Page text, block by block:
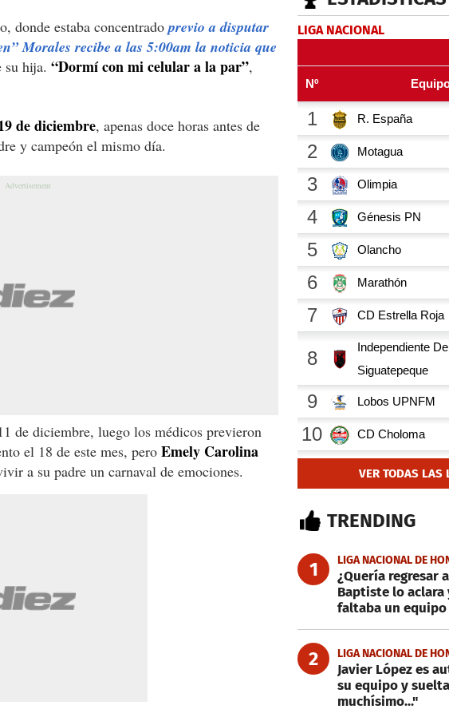
donde estaba concentradoprevio a disputar
Morales recibe a las 5:00am la noticia que
su hija. “Dormí con mi celular a la par”,
de diciembre, apenas doce horas antes de
y campeón el mismo día.
de diciembre, luego los médicos previeron
el 18 de este mes, pero Emely Carolina
a su padre un carnaval de emociones.
LIGA NACIONAL
VER TODAS LAS
TRENDING
1 LIGA NACIONAL DE
¿Quería regresar
Baptiste lo aclara
faltaba un
2 LIGA NACIONAL DE
Javier López es
su equipo y
muchísimo..."